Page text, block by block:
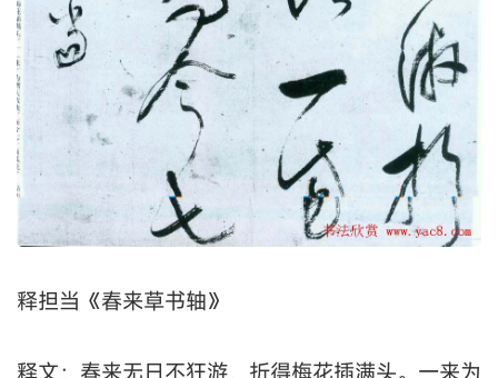
释担当《春来草书轴》
释文：春来无日不狂游，折得梅花插满头。一来为